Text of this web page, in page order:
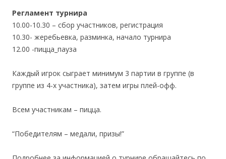
Регламент турнира
10.00-10.30 – сбор участников, регистрация
10.30- жеребьевка, разминка, начало турнира
12.00 -пицца_пауза
Каждый игрок сыграет минимум 3 партии в группе (в
группе из 4-х участника), затем игры плей-офф.
Всем участникам – пицца.
“Победителям – медали, призы!”